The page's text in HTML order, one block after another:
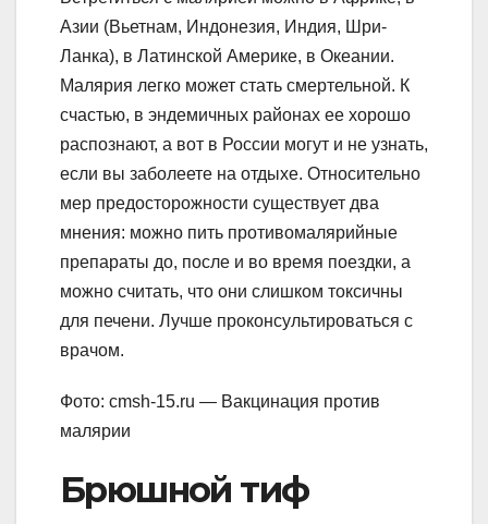
Азии (Вьетнам, Индонезия, Индия, Шри-
Ланка), в Латинской Америке, в Океании.
Малярия легко может стать смертельной. К
счастью, в эндемичных районах ее хорошо
распознают, а вот в России могут и не узнать,
если вы заболеете на отдыхе. Относительно
мер предосторожности существует два
мнения: можно пить противомалярийные
препараты до, после и во время поездки, а
можно считать, что они слишком токсичны
для печени. Лучше проконсультироваться с
врачом.
Фото: cmsh-15.ru — Вакцинация против
малярии
Брюшной тиф